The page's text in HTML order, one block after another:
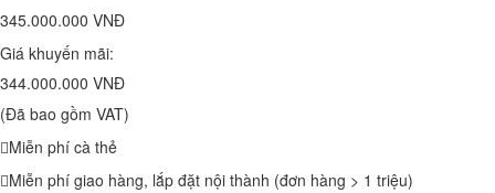
345.000.000 VNĐ
Giá khuyến mãi:
344.000.000 VNĐ
(Đã bao gồm VAT)
Miễn phí cà thẻ
Miễn phí giao hàng, lắp đặt nội thành (đơn hàng > 1 triệu)